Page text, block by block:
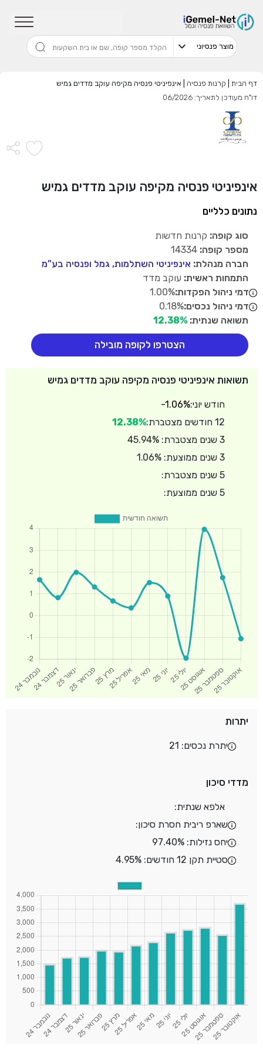
דף הבית קרנות פנסיה
אינפיניטי פנסיה מקיפה עוקב מדדים גמיש
דו"ח מעודכן לתאריך: 06/2026
אינפיניטי פנסיה מקיפה עוקב מדדים גמיש
נתונים כלליים
סוג קופה: קרנות חדשות
מספר קופה:
חברה מנהלת: אינפיניטי השתלמות, גמל ופנסיה בע"מ
התמחות ראשית: עוקב מדד
דמי ניהול הפקדות:1.00%
דמי ניהול נכסים:0.18%
תשואה שנתית: 12.38%
הצטרפו לקופה מובילה
תשואות אינפיניטי פנסיה מקיפה עוקב מדדים גמיש
חודש יוני:-1.06%
12 חודשים מצטברת:
12.38%
3 שנים מצטברת: 45.94%
3 שנים ממוצעת: 1.06%
5 שנים מצטברת:
5 שנים ממוצעת:
יתרות
יתרת נכסים: 21
מדדי סיכון
אלפא שנתית:
שארפ ריבית חסרת סיכון:
יחס נזילות: 97.40%
סטיית תקן 12 חודשים: 4.95%
שדרגו למסלול המוביל בתשואה בליווי
מתכנן פיננסי (ללא עלות), השאירו פרטים:
אני מאשר שקראתי ומסכים לתנאי השימוש והפרטיות
או מצדדים שלישיים.